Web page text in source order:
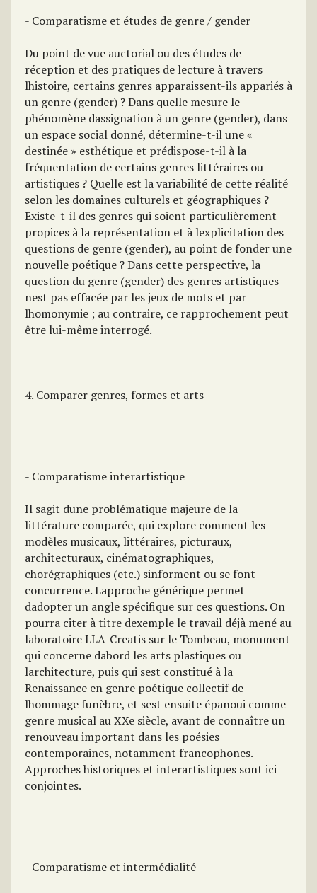
- Comparatisme et études de genre / gender
Du point de vue auctorial ou des études de
réception et des pratiques de lecture à travers
lhistoire, certains genres apparaissent-ils appariés à
un genre (gender) ? Dans quelle mesure le
phénomène dassignation à un genre (gender), dans
un espace social donné, détermine-t-il une «
destinée » esthétique et prédispose-t-il à la
fréquentation de certains genres littéraires ou
artistiques ? Quelle est la variabilité de cette réalité
selon les domaines culturels et géographiques ?
Existe-t-il des genres qui soient particulièrement
propices à la représentation et à lexplicitation des
questions de genre (gender), au point de fonder une
nouvelle poétique ? Dans cette perspective, la
question du genre (gender) des genres artistiques
nest pas effacée par les jeux de mots et par
lhomonymie ; au contraire, ce rapprochement peut
être lui-même interrogé.
4. Comparer genres, formes et arts
- Comparatisme interartistique
Il sagit dune problématique majeure de la
littérature comparée, qui explore comment les
modèles musicaux, littéraires, picturaux,
architecturaux, cinématographiques,
chorégraphiques (etc.) sinforment ou se font
concurrence. Lapproche générique permet
dadopter un angle spécifique sur ces questions. On
pourra citer à titre dexemple le travail déjà mené au
laboratoire LLA-Creatis sur le Tombeau, monument
qui concerne dabord les arts plastiques ou
larchitecture, puis qui sest constitué à la
Renaissance en genre poétique collectif de
lhommage funèbre, et sest ensuite épanoui comme
genre musical au XXe siècle, avant de connaître un
renouveau important dans les poésies
contemporaines, notamment francophones.
Approches historiques et interartistiques sont ici
conjointes.
- Comparatisme et intermédialité